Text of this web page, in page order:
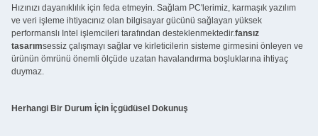
Hızınızı dayanıklılık için feda etmeyin. Sağlam PC'lerimiz, karmaşık yazılım
ve veri işleme ihtiyacınız olan bilgisayar gücünü sağlayan yüksek
performanslı Intel işlemcileri tarafından desteklenmektedir.fansız
tasarımsessiz çalışmayı sağlar ve kirleticilerin sisteme girmesini önleyen ve
ürünün ömrünü önemli ölçüde uzatan havalandırma boşluklarına ihtiyaç
duymaz.
Herhangi Bir Durum İçin İçgüdüsel Dokunuş